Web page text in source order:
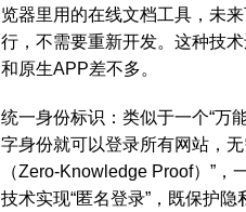
览器里用的在线文档工具，未
行，不需要重新开发。这种技
和原生APP差不多。
统一身份标识：类似于一个“万
字身份就可以登录所有网站，
（Zero-Knowledge Proof）”
技术实现“匿名登录”，既保护隐